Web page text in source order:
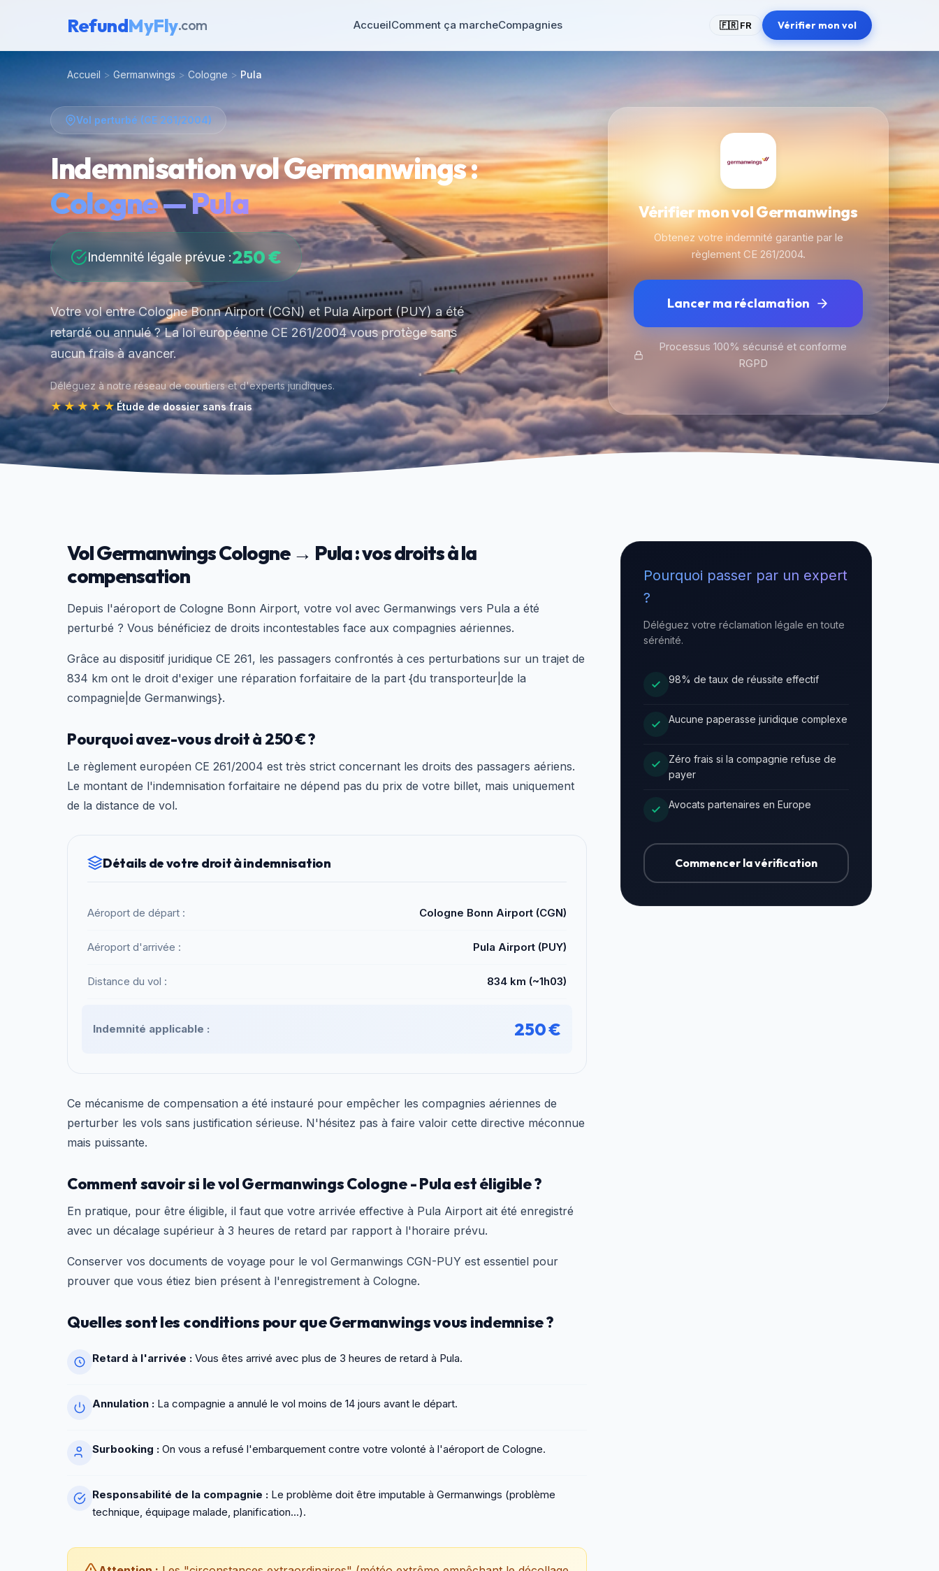
RefundMyFly.com AccueilComment ça marcheCompagnies 🇫🇷 FR Vérifier mon vol
Accueil > Germanwings > Cologne > Pula
Vol perturbé (CE 261/2004)
Indemnisation vol Germanwings :
Cologne — Pula
Indemnité légale prévue :250 €
Votre vol entre Cologne Bonn Airport (CGN) et Pula Airport (PUY) a été
retardé ou annulé ? La loi européenne CE 261/2004 vous protège sans
aucun frais à avancer.
Déléguez à notre réseau de courtiers et d'experts juridiques.
★★★★★Étude de dossier sans frais
Vérifier mon vol Germanwings
Obtenez votre indemnité garantie par le
règlement CE 261/2004.
Lancer ma réclamation
Processus 100% sécurisé et conforme
RGPD
Vol Germanwings Cologne → Pula : vos droits à la
compensation
Depuis l'aéroport de Cologne Bonn Airport, votre vol avec Germanwings vers Pula a été
perturbé ? Vous bénéficiez de droits incontestables face aux compagnies aériennes.
Grâce au dispositif juridique CE 261, les passagers confrontés à ces perturbations sur un trajet de
834 km ont le droit d'exiger une réparation forfaitaire de la part {du transporteur|de la
compagnie|de Germanwings}.
Pourquoi avez-vous droit à 250 € ?
Le règlement européen CE 261/2004 est très strict concernant les droits des passagers aériens.
Le montant de l'indemnisation forfaitaire ne dépend pas du prix de votre billet, mais uniquement
de la distance de vol.
Détails de votre droit à indemnisation
Aéroport de départ : Cologne Bonn Airport (CGN)
Aéroport d'arrivée : Pula Airport (PUY)
Distance du vol : 834 km (~1h03)
Indemnité applicable : 250 €
Ce mécanisme de compensation a été instauré pour empêcher les compagnies aériennes de
perturber les vols sans justification sérieuse. N'hésitez pas à faire valoir cette directive méconnue
mais puissante.
Comment savoir si le vol Germanwings Cologne - Pula est éligible ?
En pratique, pour être éligible, il faut que votre arrivée effective à Pula Airport ait été enregistré
avec un décalage supérieur à 3 heures de retard par rapport à l'horaire prévu.
Conserver vos documents de voyage pour le vol Germanwings CGN-PUY est essentiel pour
prouver que vous étiez bien présent à l'enregistrement à Cologne.
Quelles sont les conditions pour que Germanwings vous indemnise ?
Retard à l'arrivée : Vous êtes arrivé avec plus de 3 heures de retard à Pula.
Annulation : La compagnie a annulé le vol moins de 14 jours avant le départ.
Surbooking : On vous a refusé l'embarquement contre votre volonté à l'aéroport de Cologne.
Responsabilité de la compagnie : Le problème doit être imputable à Germanwings (problème
technique, équipage malade, planification...).
Pourquoi passer par un expert
?
Déléguez votre réclamation légale en toute
sérénité.
98% de taux de réussite effectif
Aucune paperasse juridique complexe
Zéro frais si la compagnie refuse de
payer
Avocats partenaires en Europe
Commencer la vérification